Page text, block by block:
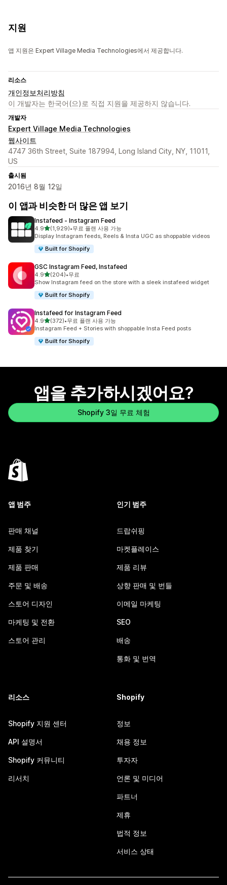
지원
앱 지원은 Expert Village Media Technologies에서 제공합니다.
리소스
개인정보처리방침
이 개발자는 한국어(으)로 직접 지원을 제공하지 않습니다.
개발자
Expert Village Media Technologies
웹사이트
4747 36th Street, Suite 187994, Long Island City, NY, 11011,
US
출시됨
2016년 8월 12일
이 앱과 비슷한 더 많은 앱 보기
Instafeed ‑ Instagram Feed
4.9별 5개 중
(1,929)
총 리뷰 1929개
•무료 플랜 사용 가능
Display Instagram feeds, Reels & Insta UGC as shoppable videos
Built for Shopify
GSC Instagram Feed, Instafeed
4.9별 5개 중
(204)
총 리뷰 204개
•무료
Show Instagram feed on the store with a sleek instafeed widget
Built for Shopify
Instafeed for Instagram Feed
4.9별 5개 중
(372)
총 리뷰 372개
•무료 플랜 사용 가능
Instagram Feed + Stories with shoppable Insta Feed posts
Built for Shopify
앱을 추가하시겠어요?
Shopify 3일 무료 체험
앱 범주
판매 채널
제품 찾기
제품 판매
주문 및 배송
스토어 디자인
마케팅 및 전환
스토어 관리
인기 범주
드랍쉬핑
마켓플레이스
제품 리뷰
상향 판매 및 번들
이메일 마케팅
SEO
배송
통화 및 번역
리소스
Shopify 지원 센터
API 설명서
Shopify 커뮤니티
리서치
Shopify
정보
채용 정보
투자자
언론 및 미디어
파트너
제휴
법적 정보
서비스 상태